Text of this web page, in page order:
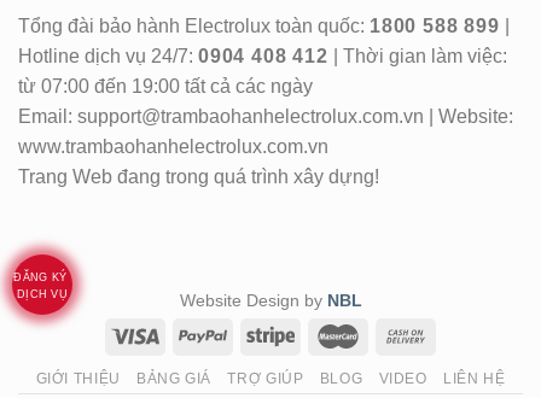
Tổng đài bảo hành Electrolux toàn quốc: 1800 588 899
Hotline dịch vụ 24/7: 0904 408 412 | Thời gian làm việc:
từ 07:00 đến 19:00 tất cả các ngày
Email: support@trambaohanhelectrolux.com.vn | Website:
www.trambaohanhelectrolux.com.vn
Trang Web đang trong quá trình xây dựng!
Website Design by NBL
GIỚI THIỆU BẢNG GIÁ TRỢ GIÚP BLOG VIDEO LIÊN HỆ
ĐĂNG KÝ
DỊCH VỤ